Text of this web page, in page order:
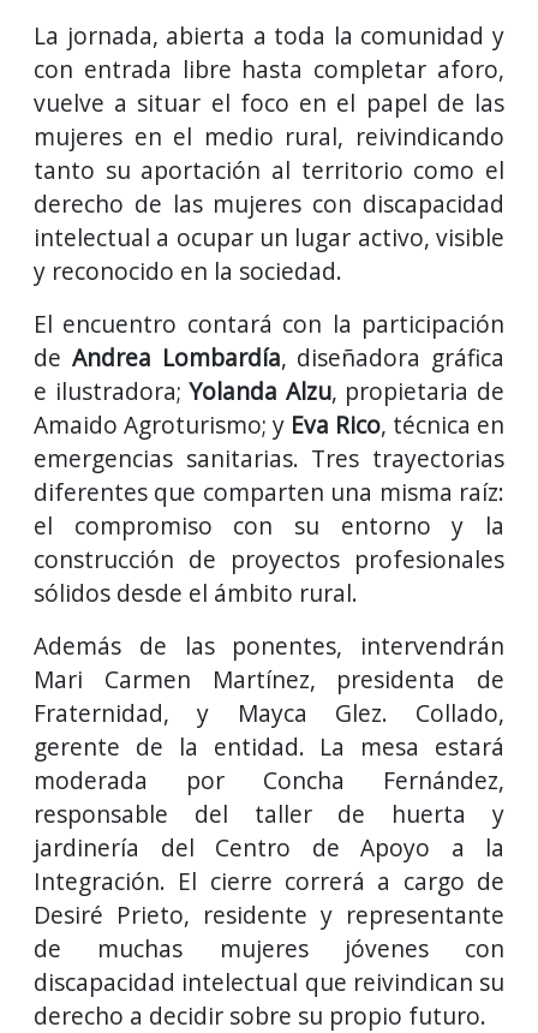
La jornada, abierta a toda la comunidad y
con entrada libre hasta completar aforo,
vuelve a situar el foco en el papel de las
mujeres en el medio rural, reivindicando
tanto su aportación al territorio como el
derecho de las mujeres con discapacidad
intelectual a ocupar un lugar activo, visible
y reconocido en la sociedad.
El encuentro contará con la participación
de Andrea Lombardía, diseñadora gráfica
e ilustradora;Yolanda Alzu, propietaria de
Amaido Agroturismo; y Eva Rico, técnica en
emergencias sanitarias. Tres trayectorias
diferentes que comparten una misma raíz:
el compromiso con su entorno y la
construcción de proyectos profesionales
sólidos desde el ámbito rural.
Además de las ponentes, intervendrán
Mari Carmen Martínez, presidenta de
Fraternidad, y Mayca Glez. Collado,
gerente de la entidad. La mesa estará
moderada por Concha Fernández,
responsable del taller de huerta y
jardinería del Centro de Apoyo a la
Integración. El cierre correrá a cargo de
Desiré Prieto, residente y representante
de muchas mujeres jóvenes con
discapacidad intelectual que reivindican su
derecho a decidir sobre su propio futuro.